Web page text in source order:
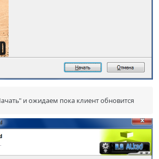
и ожидаем пока клиент обновится